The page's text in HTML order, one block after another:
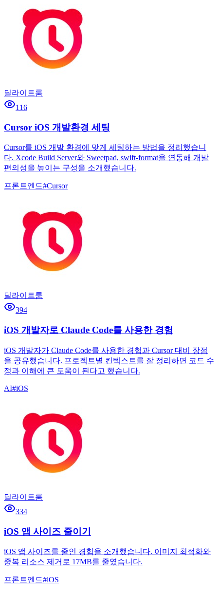
딜라이트룸
116
Cursor iOS 개발환경 세팅
Cursor를 iOS 개발 환경에 맞게 세팅하는 방법을 정리했습니
다. Xcode Build Server와 Sweetpad, swift-format을 연동해 개발
편의성을 높이는 구성을 소개했습니다.
프론트엔드#Cursor
딜라이트룸
394
iOS 개발자로 Claude Code를 사용한 경험
iOS 개발자가 Claude Code를 사용한 경험과 Cursor 대비 장점
을 공유했습니다. 프로젝트별 컨텍스트를 잘 정리하면 코드 수
정과 이해에 큰 도움이 된다고 했습니다.
AI#iOS
딜라이트룸
334
iOS 앱 사이즈 줄이기
iOS 앱 사이즈를 줄인 경험을 소개했습니다. 이미지 최적화와
중복 리소스 제거로 17MB를 줄였습니다.
프론트엔드#iOS